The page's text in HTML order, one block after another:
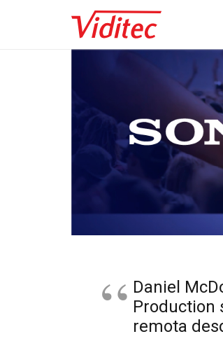
Daniel
Production
remota